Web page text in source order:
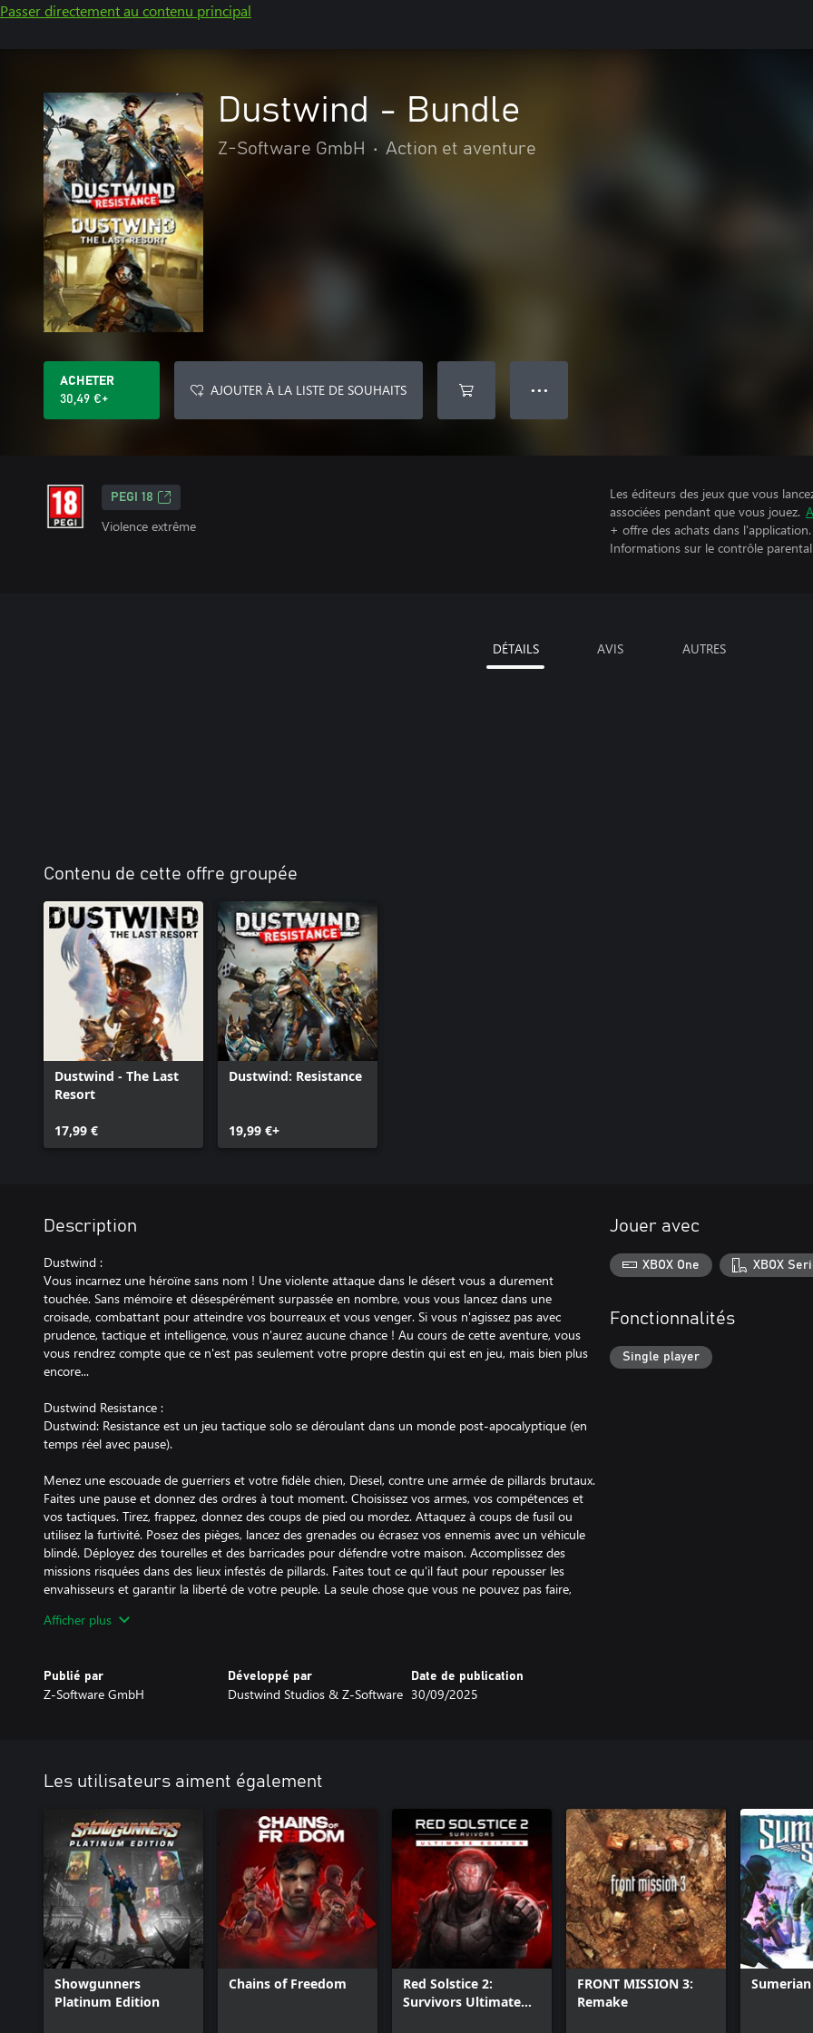
Passer directement au contenu principal
Dustwind - Bundle
Z-Software GmbH • Action et aventure
ACHETER
30,49 €+
AJOUTER À LA LISTE DE SOUHAITS ● ● ●
PEGI 18
Violence extrême
Les éditeurs des jeux que vous
associées pendant que vous jouez.
+ offre des achats dans l'application.
Informations sur le contrôle parental.
DÉTAILS AVIS AUTRES
Contenu de cette offre groupée
Dustwind - The Last
Resort
17,99 €
Dustwind: Resistance
19,99 €+
Description
Dustwind :
Vous incarnez une héroïne sans nom ! Une violente attaque dans le désert vous a durement
touchée. Sans mémoire et désespérément surpassée en nombre, vous vous lancez dans une
croisade, combattant pour atteindre vos bourreaux et vous venger. Si vous n'agissez pas avec
prudence, tactique et intelligence, vous n'aurez aucune chance ! Au cours de cette aventure, vous
vous rendrez compte que ce n'est pas seulement votre propre destin qui est en jeu, mais bien plus
encore...
Dustwind Resistance :
Dustwind: Resistance est un jeu tactique solo se déroulant dans un monde post-apocalyptique (en
temps réel avec pause).
Menez une escouade de guerriers et votre fidèle chien, Diesel, contre une armée de pillards brutaux.
Faites une pause et donnez des ordres à tout moment. Choisissez vos armes, vos compétences et
vos tactiques. Tirez, frappez, donnez des coups de pied ou mordez. Attaquez à coups de fusil ou
utilisez la furtivité. Posez des pièges, lancez des grenades ou écrasez vos ennemis avec un véhicule
blindé. Déployez des tourelles et des barricades pour défendre votre maison. Accomplissez des
missions risquées dans des lieux infestés de pillards. Faites tout ce qu'il faut pour repousser les
envahisseurs et garantir la liberté de votre peuple. La seule chose que vous ne pouvez pas faire,
Afficher plus
Publié par
Z-Software GmbH
Développé par
Dustwind Studios & Z-Software
Date de publication
30/09/2025
Jouer avec
XBOX One XBOX
Fonctionnalités
Single player
Les utilisateurs aiment également
Showgunners
Platinum Edition
Chains of Freedom
Red Solstice 2:
Survivors Ultimate
FRONT MISSION 3:
Remake